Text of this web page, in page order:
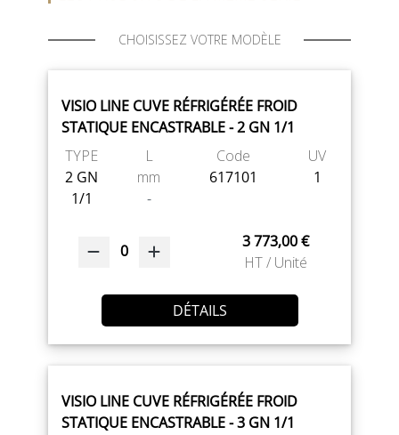
CHOISISSEZ VOTRE MODÈLE
VISIO LINE CUVE RÉFRIGÉRÉE FROID
STATIQUE ENCASTRABLE - 2 GN 1/1
TYPE
2 GN
1/1
L
mm
-
Code
617101
UV
1
0
3 773,00 €
HT / Unité
DÉTAILS
VISIO LINE CUVE RÉFRIGÉRÉE FROID
STATIQUE ENCASTRABLE - 3 GN 1/1